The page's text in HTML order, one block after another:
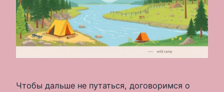
Чтобы дальше не путаться, договоримся о